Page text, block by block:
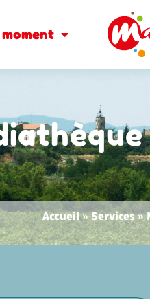
Accueil»Services»